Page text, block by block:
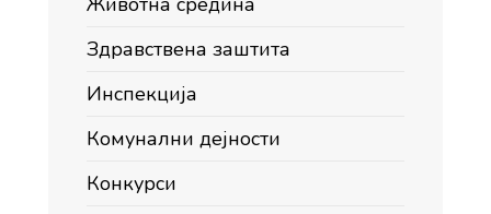
Здравствена заштита
Инспекција
Комунални дејности
Конкурси